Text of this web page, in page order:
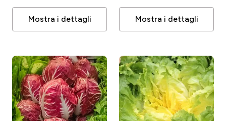
Mostra i dettagli Mostra i dettagli